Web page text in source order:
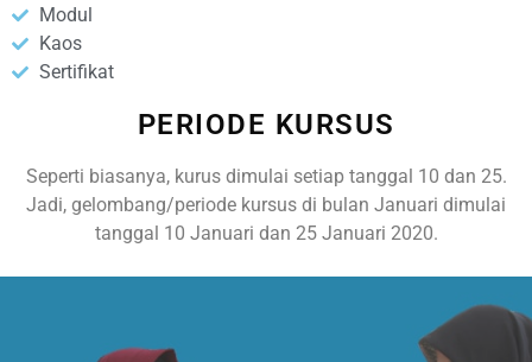
Modul
Kaos
Sertifikat
PERIODE KURSUS
Seperti biasanya, kurus dimulai setiap tanggal 10 dan 25.
Jadi, gelombang/periode kursus di bulan Januari dimulai
tanggal 10 Januari dan 25 Januari 2020.